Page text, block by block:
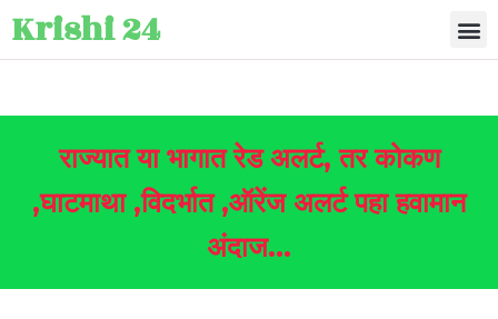
Krishi 24
राज्यात या भागात रेड अलर्ट, तर कोकण
,घाटमाथा ,विदर्भात ,ऑरेंज अलर्ट पहा हवामान
अंदाज…